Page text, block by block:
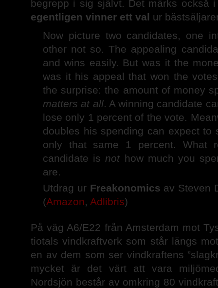
begrepp i sig självt. Det märks också
egentligen vinner ett val ur
Now picture two candidates, one
other not so. The appealing
and wins easily. But was it the
was it his appeal that won the
the surprise: the amount of money
matters at all. A winning candidate
lose only 1 percent of the vote.
doubles his spending can expect
only that same 1 percent. What
candidate is not how much you
are.
Utdrag ur Freakonomics av Steven
(Amazon, Adlibris)
På väg A6/E22 från Amsterdam mot
tiotals vindkraftverk som står längs
en av dem som ser vindkraftens
mycket är det värt att vara
Nordsjön består av omkring 80